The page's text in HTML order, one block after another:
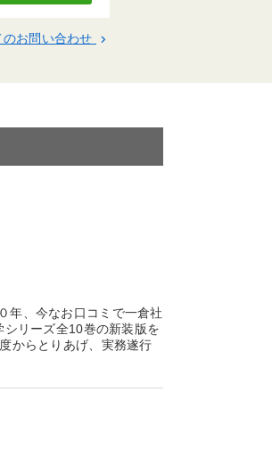
お問い合わせ keyboard_arrow_right
、今なお口コミで一倉社
リーズ全10巻の新装版を
からとりあげ、実務遂行